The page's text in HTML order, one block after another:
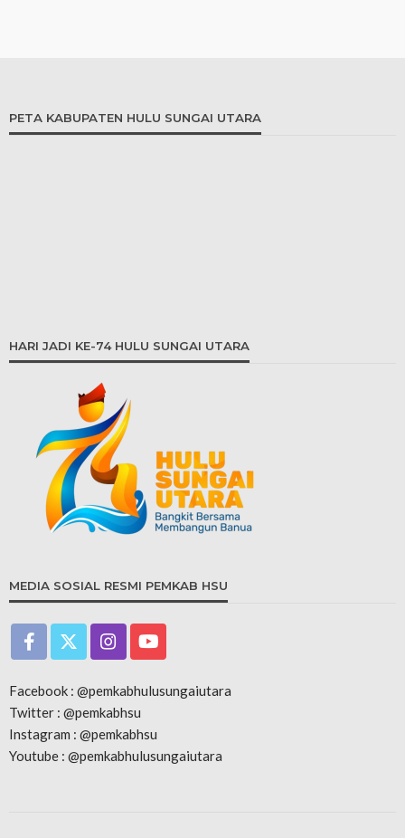
PETA KABUPATEN HULU SUNGAI UTARA
HARI JADI KE-74 HULU SUNGAI UTARA
MEDIA SOSIAL RESMI PEMKAB HSU
Facebook : @pemkabhulusungaiutara
Twitter : @pemkabhsu
Instagram : @pemkabhsu
Youtube : @pemkabhulusungaiutara